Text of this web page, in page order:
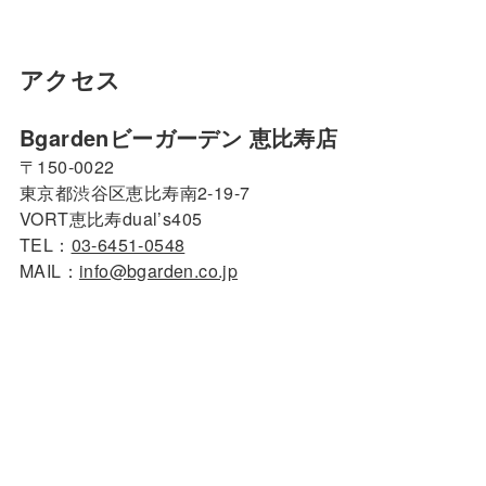
アクセス
Bgardenビーガーデン 恵比寿店
〒150-0022
東京都渋谷区恵比寿南2-19-7
VORT恵比寿dual’s405
TEL： 03-6451-0548
MAIL： info@bgarden.co.jp